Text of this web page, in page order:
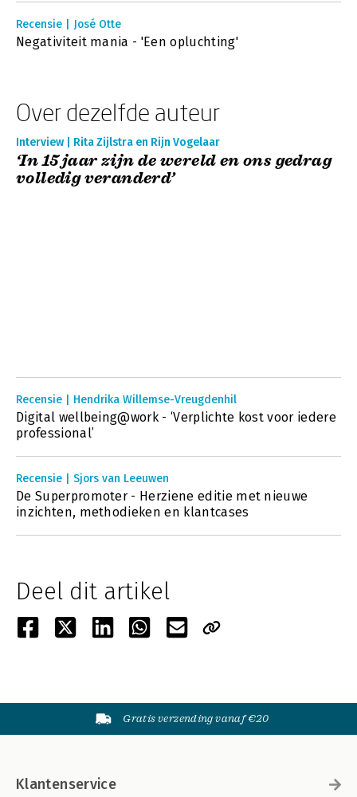
Recensie | José Otte
Negativiteit mania - 'Een opluchting'
Over dezelfde auteur
Interview | Rita Zijlstra en Rijn Vogelaar
‘In 15 jaar zijn de wereld en ons gedrag
volledig veranderd’
Recensie | Hendrika Willemse-Vreugdenhil
Digital wellbeing@work - ‘Verplichte kost voor iedere
professional’
Recensie | Sjors van Leeuwen
De Superpromoter - Herziene editie met nieuwe
inzichten, methodieken en klantcases
Deel dit artikel
Gratis verzending vanaf €20
Klantenservice